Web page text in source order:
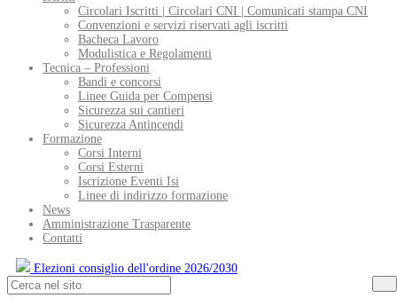
Circolari Iscritti | Circolari CNI | Comunicati stampa CNI
Convenzioni e servizi riservati agli iscritti
Bacheca Lavoro
Modulistica e Regolamenti
Tecnica – Professioni
Bandi e concorsi
Linee Guida per Compensi
Sicurezza sui cantieri
Sicurezza Antincendi
Formazione
Corsi Interni
Corsi Esterni
Iscrizione Eventi Isi
Linee di indirizzo formazione
News
Amministrazione Trasparente
Contatti
Elezioni consiglio dell'ordine 2026/2030